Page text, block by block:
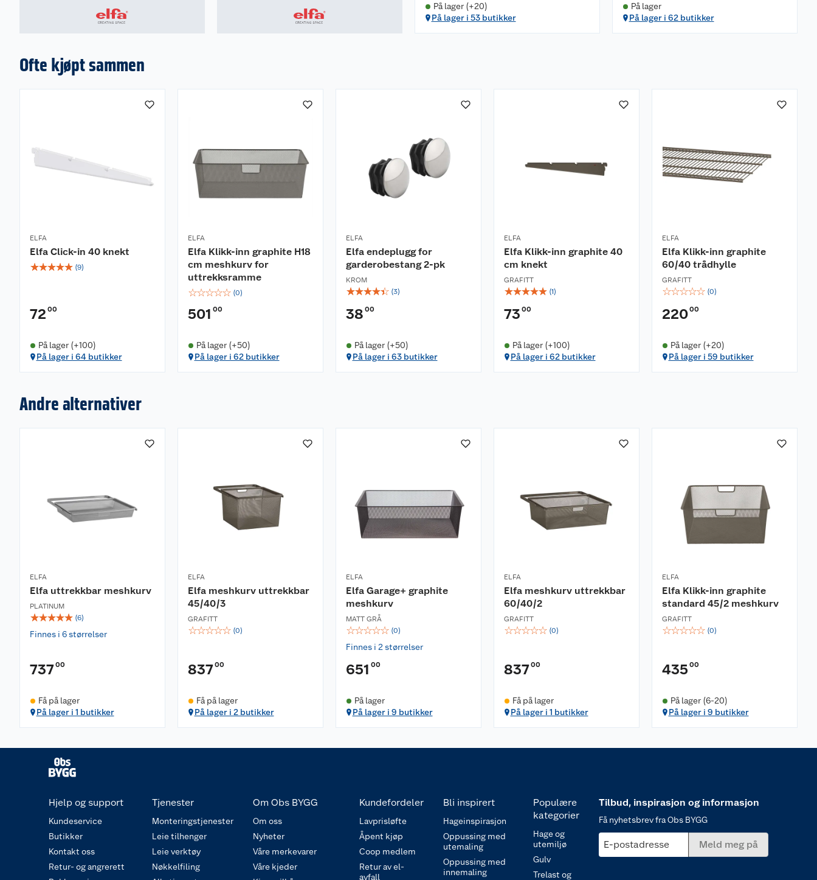
På lager (+20)
På lager i 53 butikker
På lager
På lager i 62 butikker
Ofte kjøpt sammen
ELFA
Elfa Click-in 40 knekt
☆☆☆☆☆ (9)
72 00
På lager (+100)
På lager i 64 butikker
ELFA
Elfa Klikk-inn graphite H18
cm meshkurv for
uttrekksramme
☆☆☆☆☆ (0)
501 00
På lager (+50)
På lager i 62 butikker
ELFA
Elfa endeplugg for
garderobestang 2-pk
KROM
☆☆☆☆☆ (3)
38 00
På lager (+50)
På lager i 63 butikker
ELFA
Elfa Klikk-inn graphite 40
cm knekt
GRAFITT
☆☆☆☆☆ (1)
73 00
På lager (+100)
På lager i 62 butikker
ELFA
Elfa Klikk-inn graphite
60/40 trådhylle
GRAFITT
☆☆☆☆☆ (0)
22000
På lager (+20)
På lager i 59 butikker
Andre alternativer
ELFA
Elfa uttrekkbar meshkurv
PLATINUM
☆☆☆☆☆ (6)
Finnes i 6 størrelser
73700
Få på lager
På lager i 1 butikker
ELFA
Elfa meshkurv uttrekkbar
45/40/3
GRAFITT
☆☆☆☆☆ (0)
83700
Få på lager
På lager i 2 butikker
ELFA
Elfa Garage+ graphite
meshkurv
MATT GRÅ
☆☆☆☆☆ (0)
Finnes i 2 størrelser
651 00
På lager
På lager i 9 butikker
ELFA
Elfa meshkurv uttrekkbar
60/40/2
GRAFITT
☆☆☆☆☆ (0)
83700
Få på lager
På lager i 1 butikker
ELFA
Elfa Klikk-inn graphite
standard 45/2 meshkurv
GRAFITT
☆☆☆☆☆ (0)
435 00
På lager (6-20)
På lager i 9 butikker
Hjelp og support
Kundeservice
Butikker
Kontakt oss
Retur- og angrerett
Tjenester
Monteringstjenester
Leie tilhenger
Leie verktøy
Nøkkelfiling
Om Obs BYGG
Om oss
Nyheter
Våre merkevarer
Våre kjeder
Kundefordeler
Lavprisløfte
Åpent kjøp
Coop medlem
Retur av el-
avfall
Bli inspirert
Hageinspirasjon
Oppussing med
utemaling
Oppussing med
innemaling
Populære
kategorier
Hage og
utemiljø
Gulv
Trelast og
Tilbud, inspirasjon og informasjon
Få nyhetsbrev fra Obs BYGG
E-postadresse Meld meg på